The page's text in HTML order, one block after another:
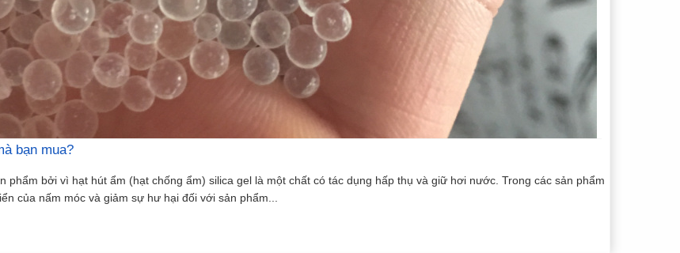
bạn mua?
bởi vì hạt hút ẩm (hạt chống ẩm) silica gel là một chất có tác dụng hấp thụ và giữ hơi nước. Trong các sản phẩm
của nấm móc và giảm sự hư hại đối với sản phẩm...